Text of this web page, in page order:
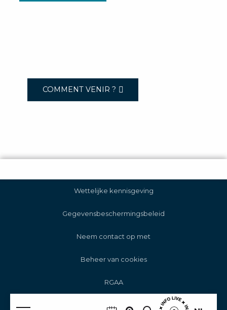
COMMENT VENIR ?
Wettelijke kennisgeving
Gegevensbeschermingsbeleid
Neem contact op met
Beheer van cookies
RGAA